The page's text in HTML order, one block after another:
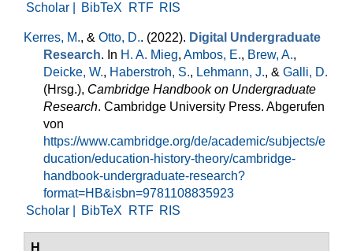
Scholar |
BibTeX RTF RIS
Kerres, M., & Otto, D.. (2022). Digital Undergraduate
Research. In H. A. Mieg, Ambos, E., Brew, A.,
Deicke, W., Haberstroh, S., Lehmann, J., & Galli, D.
(Hrsg.), Cambridge Handbook on Undergraduate
Research. Cambridge University Press. Abgerufen
von
https://www.cambridge.org/de/academic/subjects/e
ducation/education-history-theory/cambridge-
handbook-undergraduate-research?
format=HB&isbn=9781108835923
Scholar |
BibTeX RTF RIS
H